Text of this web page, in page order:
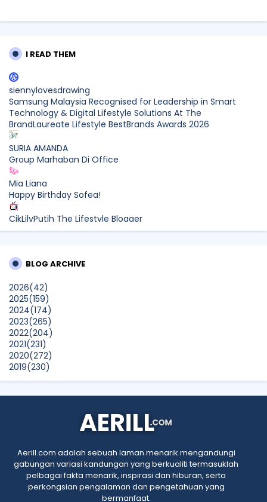
I READ THEM
siennylovesdrawing
Samsung Malaysia Recognised for Leadership in Smart
Technology & Digital Lifestyle Solutions At The
BrandLaureate Lifestyle BestBrands Awards 2026
SURIA AMANDA
Group Marhaban Di Office
Mia Liana
Happy Birthday Sofea!
CikLilyPutih The Lifestyle Blogger
What to Read After Watching The Odyssey: Kobo’s Reading
Pertama Kali Join Running Event, Thank You LEGO x KLCC!
Show All
BLOG ARCHIVE
2026(42)
2025(159)
2024(174)
2023(265)
2022(204)
2021(231)
2020(272)
2019(230)
2018(496)
2011(45)
2010(5)
Aerill.com adalah sebuah laman menarik mengandungi
gabungan variasi kandungan yang berkualiti termasuklah
pelbagai fakta menarik, inspirasi dan hiburan, serta
perkongsian pengalaman dan pengetahuan yang
bermanfaat.